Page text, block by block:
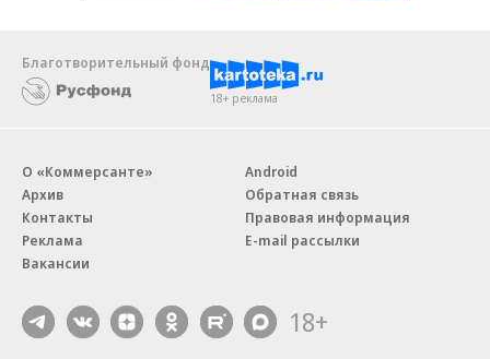
Благотворительный фонд
18+ реклама
О «Коммерсанте»
Архив
Контакты
Реклама
Вакансии
Android
Обратная связь
Правовая информация
E-mail рассылки
18+